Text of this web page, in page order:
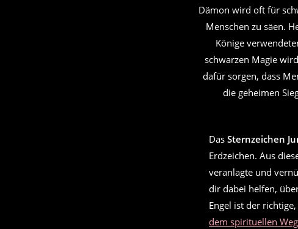
Dämon wird oft für
Menschen zu säen.
Könige
schwarzen Magie
dafür sorgen, dass
die geheimen
Das Sternzeichen
Erdzeichen. Aus
veranlagte und
dir dabei helfen,
Engel ist der
dem spirituellen Weg